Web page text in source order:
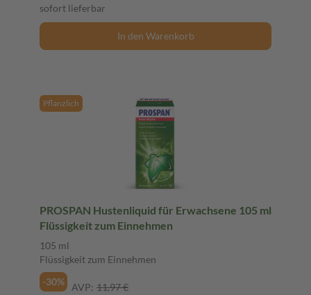
sofort lieferbar
In den Warenkorb
Pflanzlich
PROSPAN Hustenliquid für Erwachsene 105 ml
Flüssigkeit zum Einnehmen
105 ml
Flüssigkeit zum Einnehmen
-30%
AVP: 11,97 €